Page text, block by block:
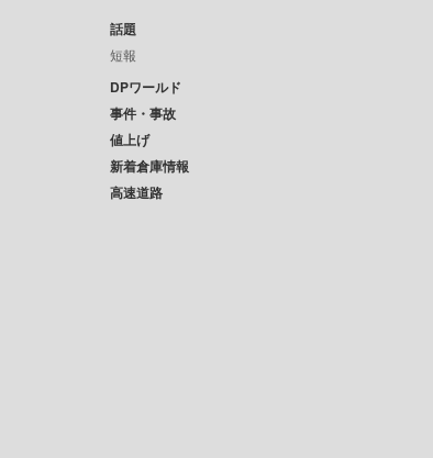
話題
短報
DPワールド
事件・事故
値上げ
新着倉庫情報
高速道路